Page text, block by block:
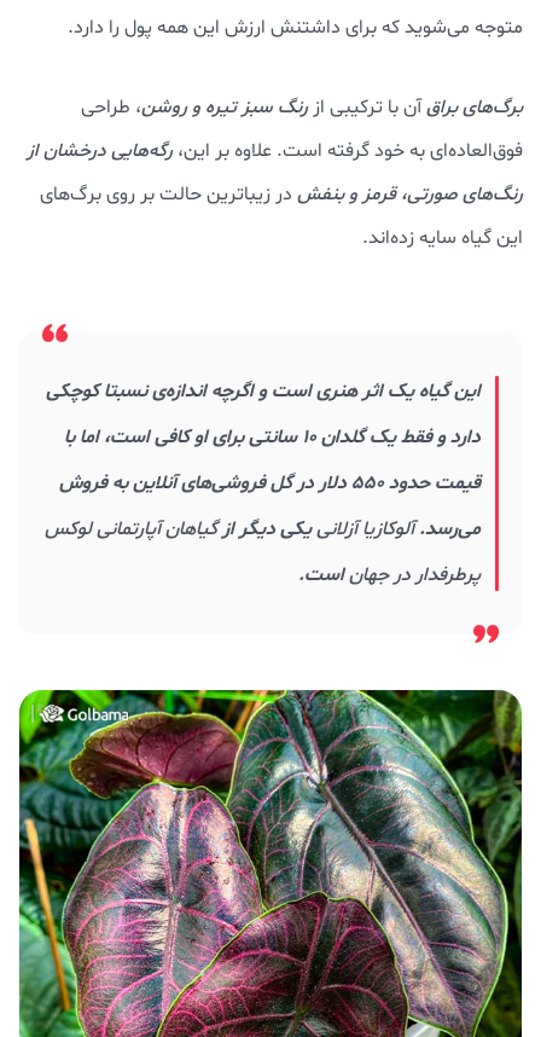
متوجه می‌شوید که برای داشتنش ارزش این همه پول را دارد.
برگ‌های براقآن با ترکیبی از رنگ سبز تیره و روشن، طراحی
فوق‌العاده‌ای به خود گرفته است. علاوه بر این،رگه‌هایی درخشان از
رنگ‌های صورتی، قرمز و بنفش در زیباترین حالت بر روی برگ‌های
این گیاه سایه زده‌اند.
این گیاه یک اثر هنری است و اگرچه اندازه‌ی نسبتا کوچکی
دارد و فقط یک گلدان ۱۰ سانتی برای او کافی است، اما با
قیمت حدود ۵۵۰ دلار در گل فروشی‌های آنلاین به فروش
می‌رسد.آلوکازیا آزلانییکی دیگر ازگیاهان آپارتمانی لوکس
پرطرفدار در جهاناست.